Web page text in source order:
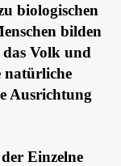
biologischen
bilden
Volk und
natürliche
Ausrichtung
Einzelne